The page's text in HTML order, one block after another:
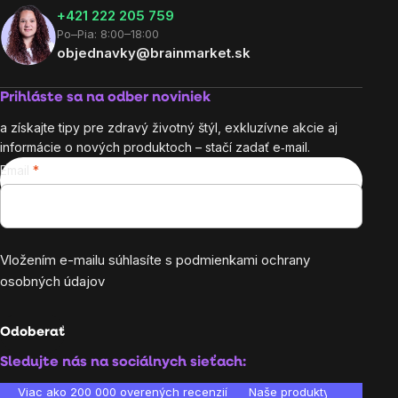
+421 222 205 759
Po–Pia: 8:00–18:00
objednavky@brainmarket.sk
Prihláste sa na odber noviniek
a získajte tipy pre zdravý životný štýl, exkluzívne akcie aj
informácie o nových produktoch – stačí zadať e‑mail.
Email
Vložením e-mailu súhlasíte s podmienkami ochrany
osobných údajov
Odoberať
Sledujte nás na sociálnych sieťach:
Viac ako 200 000 overených recenzií Naše produkty sú